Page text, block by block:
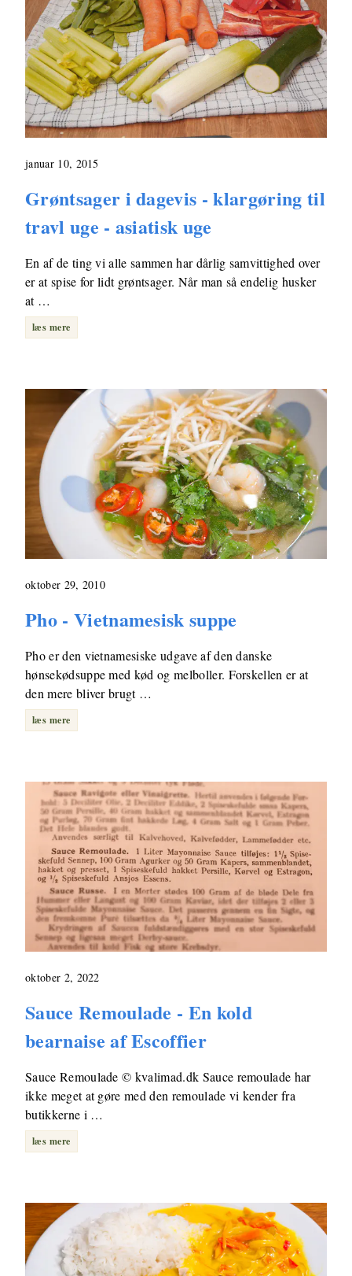
januar 10, 2015
Grøntsager i dagevis - klargøring til
travl uge - asiatisk uge
En af de ting vi alle sammen har dårlig samvittighed over
er at spise for lidt grøntsager. Når man så endelig husker
at …
læs mere
oktober 29, 2010
Pho - Vietnamesisk suppe
Pho er den vietnamesiske udgave af den danske
hønsekødsuppe med kød og melboller. Forskellen er at
den mere bliver brugt …
læs mere
oktober 2, 2022
Sauce Remoulade - En kold
bearnaise af Escoffier
Sauce Remoulade © kvalimad.dk Sauce remoulade har
ikke meget at gøre med den remoulade vi kender fra
butikkerne i …
læs mere